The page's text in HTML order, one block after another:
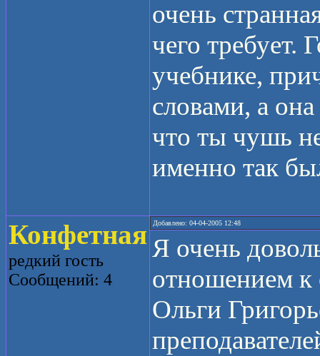
очень
чего требует.
учебнике,
словами, а
что ты чушь
именно так
Конфетная
редкий гость
Сообщений: 4
Добавлено: 04-04-2005 12:48
Я очень
отношением к
Ольги